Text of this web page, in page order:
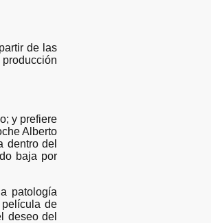
de las
y prefiere
Alberto
dentro del
baja por
patología
de
deseo del